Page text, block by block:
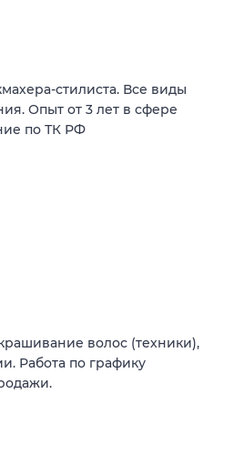
стилиста. Все виды
Опыт от 3 лет в сфере
по ТК РФ
волос (техники),
Работа по графику